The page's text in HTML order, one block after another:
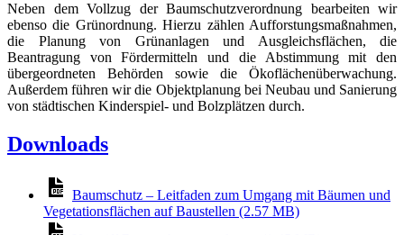
Neben dem Vollzug der Baumschutzverordnung bearbeiten wir
ebenso die Grünordnung. Hierzu zählen Aufforstungsmaßnahmen,
die Planung von Grünanlagen und Ausgleichsflächen, die
Beantragung von Fördermitteln und die Abstimmung mit den
übergeordneten Behörden sowie die Ökoflächenüberwachung.
Außerdem führen wir die Objektplanung bei Neubau und Sanierung
von städtischen Kinderspiel- und Bolzplätzen durch.
Downloads
Baumschutz – Leitfaden zum Umgang mit Bäumen und
Vegetationsflächen auf Baustellen (2.57 MB)